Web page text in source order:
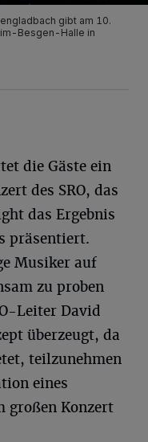
gibt am 10.
Besgen-Halle in
die Gäste ein
des SRO, das
das Ergebnis
präsentiert.
Musiker auf
zu proben
Leiter David
überzeugt, da
teilzunehmen
eines
großen Konzert